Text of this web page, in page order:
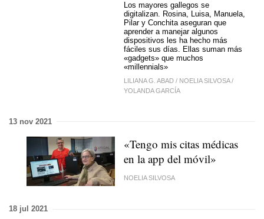
Los mayores gallegos se
digitalizan. Rosina, Luisa, Manuela,
Pilar y Conchita aseguran que
aprender a manejar algunos
dispositivos les ha hecho más
fáciles sus días. Ellas suman más
«gadgets» que muchos
«millennials»
LILIANA G. ABAD / NOELIA SILVOSA /
YOLANDA GARCÍA
13 nov 2021
«Tengo mis citas médicas
en la app del móvil»
NOELIA SILVOSA
18 jul 2021